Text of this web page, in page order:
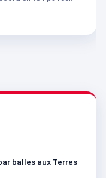
balles aux Terres